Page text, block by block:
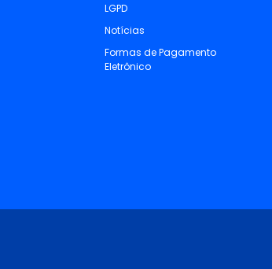
LGPD
Notícias
Formas de Pagamento
Eletrônico